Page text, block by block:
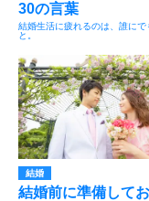
30の言葉
結婚生活に疲れるのは、誰にで
と。
結婚
結婚前に準備して